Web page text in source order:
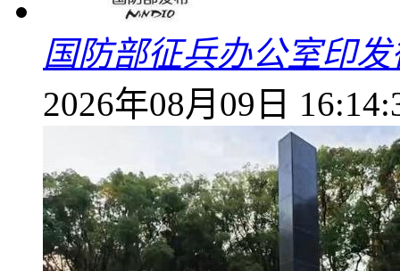
国防部征兵办公室印
2026年08月09日